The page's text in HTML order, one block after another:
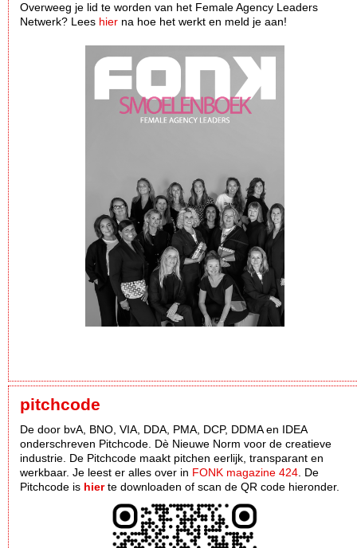
Overweeg je lid te worden van het Female Agency Leaders
Netwerk? Lees hier na hoe het werkt en meld je aan!
pitchcode
De door bvA, BNO, VIA, DDA, PMA, DCP, DDMA en IDEA
onderschreven Pitchcode. Dè Nieuwe Norm voor de creatieve
industrie. De Pitchcode maakt pitchen eerlijk, transparant en
werkbaar. Je leest er alles over in FONK magazine 424 . De
Pitchcode is hierte downloaden of scan de QR code hieronder.